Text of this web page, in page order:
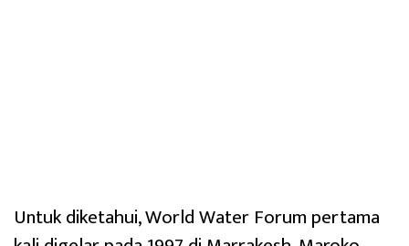
Untuk diketahui, World Water Forum pertama